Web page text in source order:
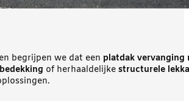
begrijpen we dat een platdak vervanging
of herhaaldelijke structurele